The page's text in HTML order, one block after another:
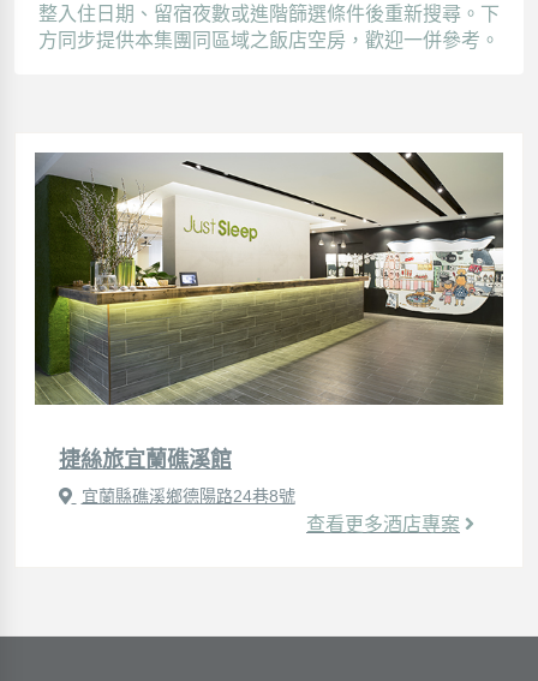
整入住日期、留宿夜數或進階篩選條件後重新搜尋。下
方同步提供本集團同區域之飯店空房，歡迎一併參考。
捷絲旅宜蘭礁溪館
宜蘭縣礁溪鄉德陽路24巷8號
查看更多酒店專案